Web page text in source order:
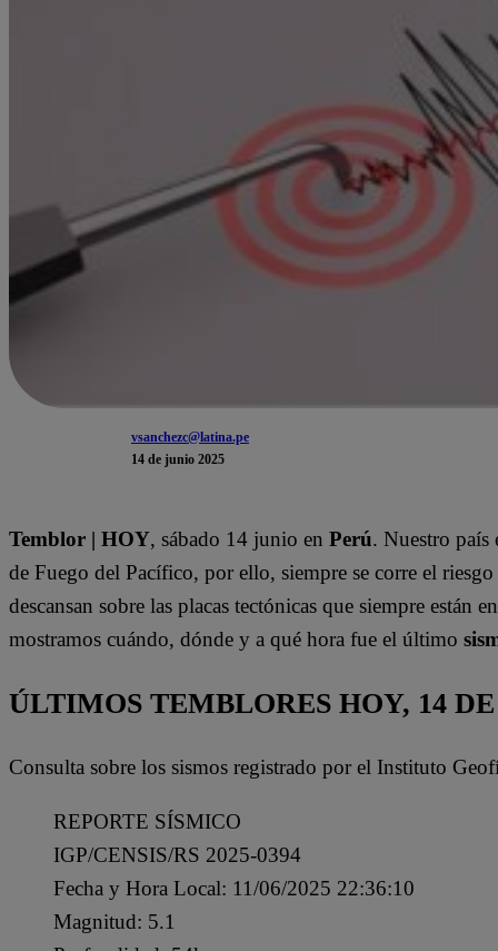
vsanchezc@latina.pe
14 de junio 2025
Temblor | HOY, sábado 14 junio en Perú. Nuestro país
de Fuego del Pacífico, por ello, siempre se corre el
descansan sobre las placas tectónicas que siempre están
mostramos cuándo, dónde y a qué hora fue el último
ÚLTIMOS TEMBLORES HOY, 14
Consulta sobre los sismos registrado por el Instituto
REPORTE SÍSMICO
IGP/CENSIS/RS 2025-0394
Fecha y Hora Local: 11/06/2025 22:36:10
Magnitud: 5.1